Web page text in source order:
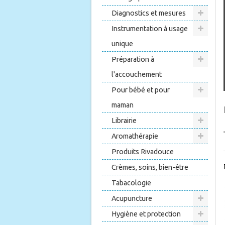
Diagnostics et mesures
Instrumentation à usage
unique
Préparation à
l'accouchement
Pour bébé et pour
maman
Librairie
Aromathérapie
Produits Rivadouce
Crèmes, soins, bien-être
Tabacologie
Acupuncture
Hygiène et protection